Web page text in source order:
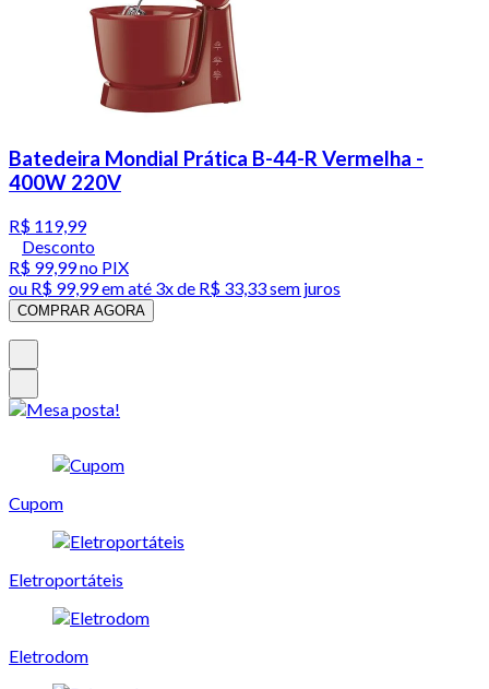
Batedeira Mondial Prática B-44-R Vermelha -
400W 220V
R$ 119,99
Desconto
R$ 99,99no PIX
ou R$ 99,99em até 3x de R$ 33,33 sem juros
COMPRAR AGORA
Cupom
Eletroportáteis
Eletrodom